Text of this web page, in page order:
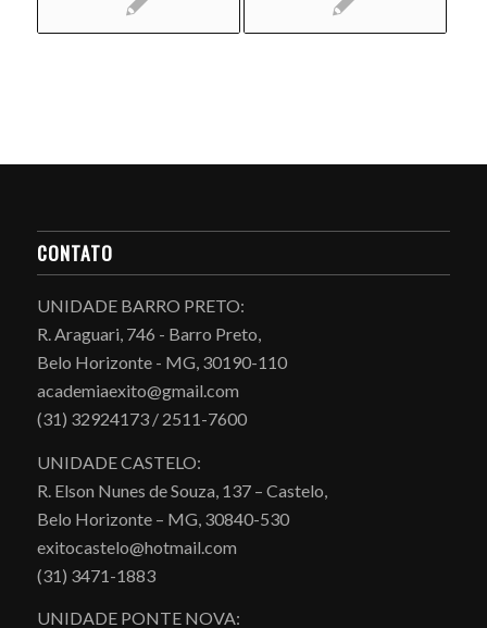
CONTATO
UNIDADE BARRO PRETO:
R. Araguari, 746 - Barro Preto,
Belo Horizonte - MG, 30190-110
academiaexito@gmail.com
(31) 32924173 / 2511-7600
UNIDADE CASTELO:
R. Elson Nunes de Souza, 137 – Castelo,
Belo Horizonte – MG, 30840-530
exitocastelo@hotmail.com
(31) 3471-1883
UNIDADE PONTE NOVA: